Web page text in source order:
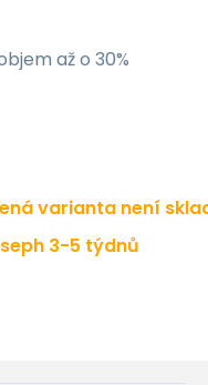
až o 30%
varianta není
3-5 týdnů